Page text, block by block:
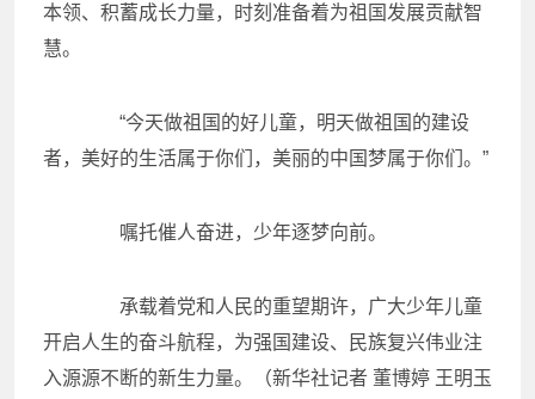
本领、积蓄成长力量，时刻准备着为祖国发展贡献智
慧。
“今天做祖国的好儿童，明天做祖国的建设
者，美好的生活属于你们，美丽的中国梦属于你们。”
嘱托催人奋进，少年逐梦向前。
承载着党和人民的重望期许，广大少年儿童
开启人生的奋斗航程，为强国建设、民族复兴伟业注
入源源不断的新生力量。（新华社记者 董博婷 王明玉